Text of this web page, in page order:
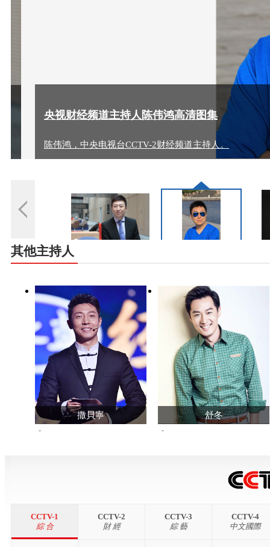
/ 央视财经频道主持人陈
陈伟鸿，中央电视台CCTV-
其他主持人
撒貝寧 舒冬
CCTV-1
綜 合
CCTV-2
財 經
CCTV-3
綜 藝
CCTV-4
中文國際